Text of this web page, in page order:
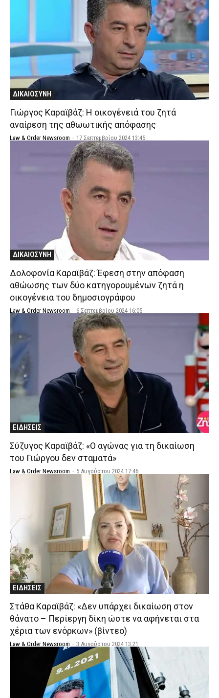
ΔΙΚΑΙΟΣΥΝΗ
Γιώργος Καραϊβάζ: Η οικογένειά του ζητά
αναίρεση της αθωωτικής απόφασης
Law & Order Newsroom - 17 Σεπτεμβρίου 2024 13:45
ΔΙΚΑΙΟΣΥΝΗ
Δολοφονία Καραϊβάζ: Έφεση στην απόφαση
αθώωσης των δύο κατηγορουμένων ζητά η
οικογένεια του δημοσιογράφου
Law & Order Newsroom - 6 Σεπτεμβρίου 2024 16:05
ΕΙΔΗΣΕΙΣ
Σύζυγος Καραϊβάζ: «Ο αγώνας για τη δικαίωση
του Γιώργου δεν σταματά»
Law & Order Newsroom - 5 Αυγούστου 2024 17:46
ΕΙΔΗΣΕΙΣ
Στάθα Καραϊβάζ: «Δεν υπάρχει δικαίωση στον
θάνατο – Περίεργη δίκη ώστε να αφήνεται στα
χέρια των ενόρκων» (βίντεο)
Law & Order Newsroom - 3 Αυγούστου 2024 13:21